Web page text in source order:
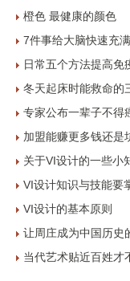
橙色 最健康的颜色
7件事给大脑快速充
日常五个方法提高免
冬天起床时能救命的
专家公布一辈子不得
加盟能赚更多钱还是
关于VI设计的一些小
VI设计知识与技能要
VI设计的基本原则
让周庄成为中国历史
当代艺术贴近百姓才